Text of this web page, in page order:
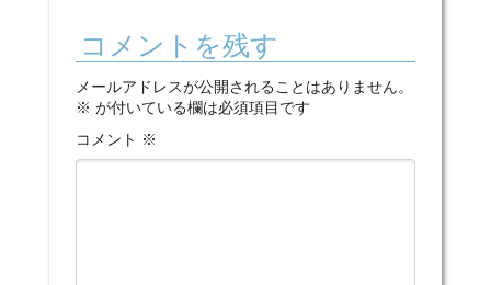
コメントを残す
メールアドレスが公開されることはありません。
※ が付いている欄は必須項目です
コメント ※